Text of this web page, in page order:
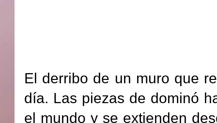
El derribo de un muro que
día. Las piezas de dominó
el mundo y se extienden